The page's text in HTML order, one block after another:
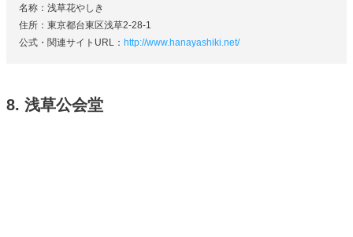
名称：浅草花やしき
住所：東京都台東区浅草2-28-1
公式・関連サイトURL： http://www.hanayashiki.net/
8. 浅草公会堂